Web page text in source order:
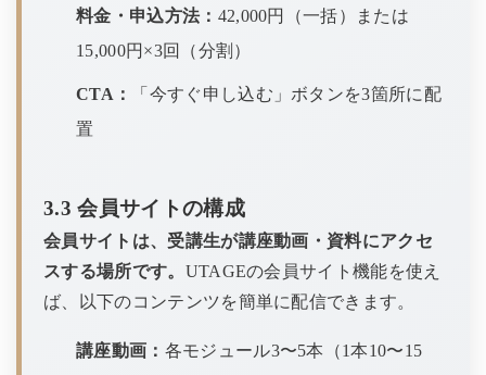
料金・申込方法： 42,000円（一括）または
15,000円×3回（分割）
CTA：
「今すぐ申し込む」ボタンを3箇所に配
置
3.3 会員サイトの構成
会員サイトは、受講生が講座動画・資料にアクセ
スする場所です。 UTAGEの会員サイト機能を使え
ば、以下のコンテンツを簡単に配信できます。
講座動画： 各モジュール3〜5本（1本10〜15